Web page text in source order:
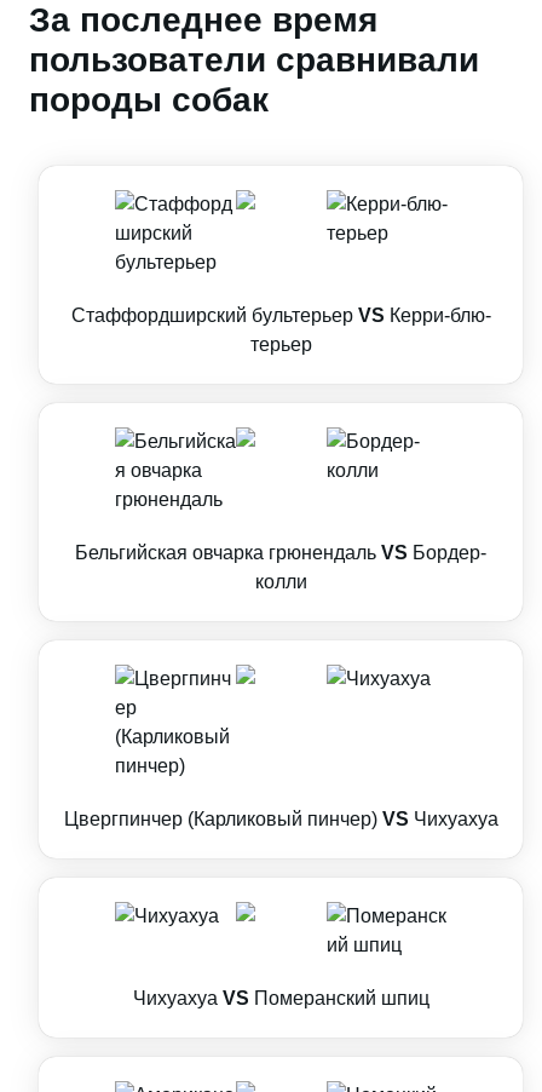
За последнее время
пользователи сравнивали
породы собак
Стаффордширский бультерьер VS Керри-блю-
терьер
Бельгийская овчарка грюнендаль VS Бордер-
колли
Цвергпинчер (Карликовый пинчер) VS Чихуахуа
Чихуахуа VS Померанский шпиц